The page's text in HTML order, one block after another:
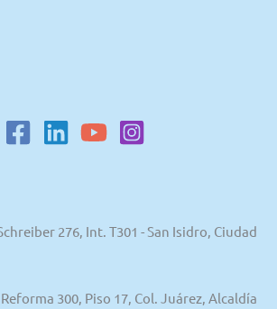
276, Int. T301 - San Isidro, Ciudad
300, Piso 17, Col. Juárez, Alcaldía